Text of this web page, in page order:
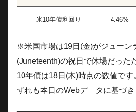
米10年債利回り 4.46%
※米国市場は19日(金)がジューン
(Juneteenth)の祝日で休場だった
10年債は18日(木)時点の数値です
ずれも本日のWebデータに基づき